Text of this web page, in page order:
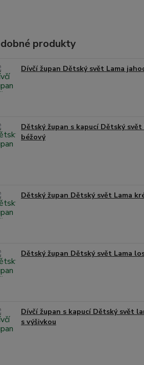
produkty
Dívčí župan Dětský svět Lama
Dětský župan s kapucí Dětský svět
béžový
Dětský župan Dětský svět Lama
Dětský župan Dětský svět Lama
Dívčí župan s kapucí Dětský svět
s výšivkou